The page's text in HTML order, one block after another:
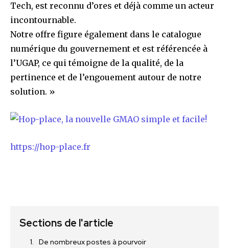
Tech, est reconnu d’ores et déjà comme un acteur
incontournable.
Notre offre figure également dans le catalogue
numérique du gouvernement et est référencée à
l’UGAP, ce qui témoigne de la qualité, de la
pertinence et de l’engouement autour de notre
solution. »
https://hop-place.fr
Sections de l'article
De nombreux postes à pourvoir